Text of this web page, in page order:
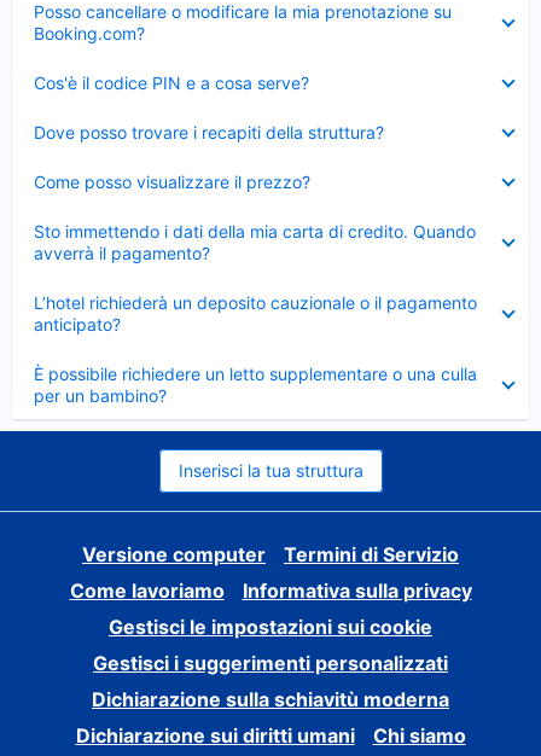
Posso cancellare o modificare la mia prenotazione su
Booking.com?
chiuso
Cos'è il codice PIN e a cosa serve?
chiuso
Dove posso trovare i recapiti della struttura?
chiuso
Come posso visualizzare il prezzo?
chiuso
Sto immettendo i dati della mia carta di credito. Quando
avverrà il pagamento?
chiuso
L’hotel richiederà un deposito cauzionale o il pagamento
anticipato?
chiuso
È possibile richiedere un letto supplementare o una culla
per un bambino?
Elemento
chiuso
Inserisci la tua struttura
Versione computer
Termini di Servizio
Come lavoriamo
Informativa sulla privacy
Gestisci le impostazioni sui cookie
Gestisci i suggerimenti personalizzati
Dichiarazione sulla schiavitù moderna
Dichiarazione sui diritti umani
Chi siamo